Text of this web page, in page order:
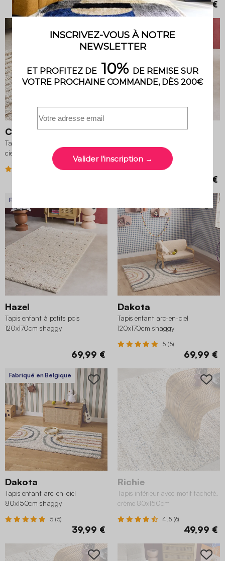
49,99 € 129,99 €
Chris
Tapis intérieur shaggy, arc-en-
ciel, beige, 160 x 230 cm
4.7 (3)
Hazel
80x150cm shaggy
39,99 €
Fabriqué en Belgique
Hazel
Tapis enfant à petits pois
120x170cm shaggy
69,99 €
Dakota
Tapis enfant arc-en-ciel
120x170cm shaggy
5 (5)
69,99 €
Fabriqué en Belgique
Dakota
Tapis enfant arc-en-ciel
80x150cm shaggy
5 (5)
39,99 €
Richie
Tapis intérieur avec motif tacheté,
crème 80x150cm
4.5 (6)
49,99 €